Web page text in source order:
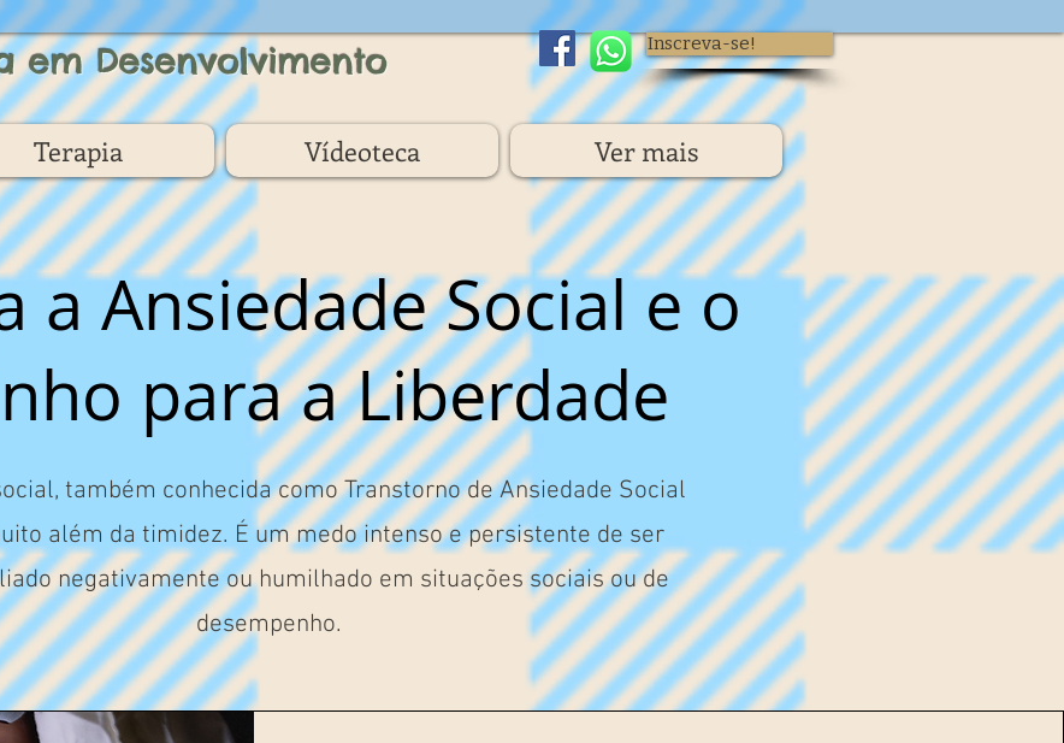
Inscreva-se!
em Desenvolvimento
Terapia Vídeoteca Ver mais
a Ansiedade Social e o
para a Liberdade
também conhecida como Transtorno de Ansiedade Social
além da timidez. É um medo intenso e persistente de ser
negativamente ou humilhado em situações sociais ou de
desempenho.